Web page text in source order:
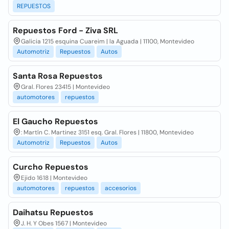
REPUESTOS
Repuestos Ford - Ziva SRL
Galicia 1215 esquina Cuareim | la Aguada | 11100, Montevideo
Automotriz
Repuestos Autos
Santa Rosa Repuestos
Gral. Flores 23415 | Montevideo
automotores
repuestos
El Gaucho Repuestos
: Martín C. Martinez 3151 esq. Gral. Flores | 11800, Montevideo
Automotriz
Repuestos Autos
Curcho Repuestos
Ejido 1618 | Montevideo
automotores
repuestos accesorios
Daihatsu Repuestos
J. H. Y Obes 1567 | Montevideo